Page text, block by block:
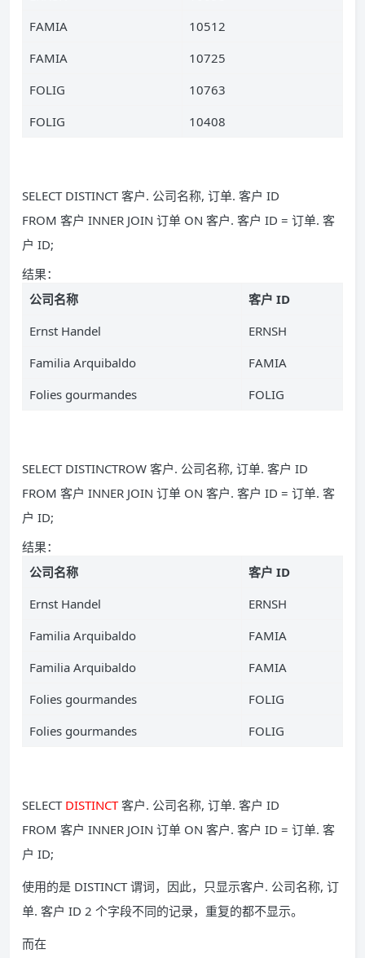
FAMIA
10512
FAMIA
10725
FOLIG
10763
FOLIG
10408
SELECT DISTINCT 客户. 公司名称, 订单. 客户 ID
FROM 客户 INNER JOIN 订单 ON 客户. 客户 ID = 订单. 客
户 ID;
结果：
公司名称
客户 ID
Ernst Handel
ERNSH
Familia Arquibaldo
FAMIA
Folies gourmandes
FOLIG
SELECT DISTINCTROW 客户. 公司名称, 订单. 客户 ID
FROM 客户 INNER JOIN 订单 ON 客户. 客户 ID = 订单. 客
户 ID;
结果：
公司名称
客户 ID
Ernst Handel
ERNSH
Familia Arquibaldo
FAMIA
Familia Arquibaldo
FAMIA
Folies gourmandes
FOLIG
Folies gourmandes
FOLIG
SELECT DISTINCT客户. 公司名称, 订单. 客户 ID
FROM 客户 INNER JOIN 订单 ON 客户. 客户 ID = 订单. 客
户 ID;
使用的是 DISTINCT 谓词，因此，只显示客户. 公司名称, 订
单. 客户 ID 2 个字段不同的记录，重复的都不显示。
而在